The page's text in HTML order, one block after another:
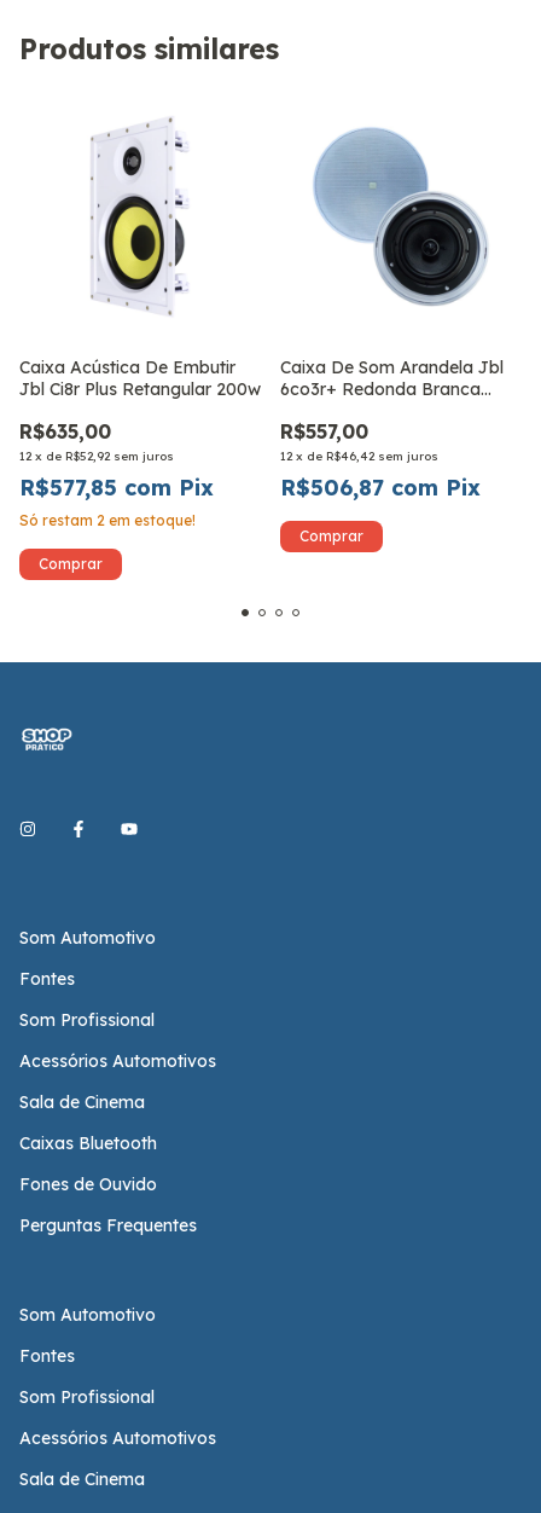
Produtos similares
Caixa Acústica De Embutir
Jbl Ci8r Plus Retangular 200w
R$635,00
12 x de R$52,92 sem juros
R$577,85 com Pix
Só restam 2 em estoque!
Caixa De Som Arandela Jbl
6co3r+ Redonda Branca
R$557,00
12 x de R$46,42 sem juros
R$506,87 com Pix
Som Automotivo
Fontes
Som Profissional
Acessórios Automotivos
Sala de Cinema
Caixas Bluetooth
Fones de Ouvido
Perguntas Frequentes
Som Automotivo
Fontes
Som Profissional
Acessórios Automotivos
Sala de Cinema